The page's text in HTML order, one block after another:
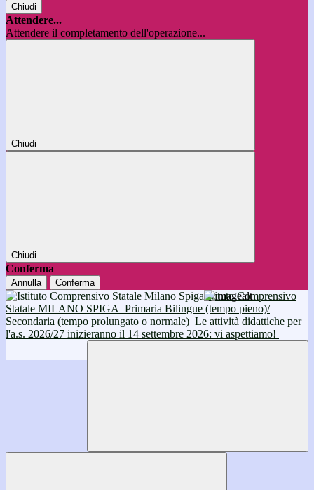
Chiudi
Attendere...
Attendere il completamento dell'operazione...
Chiudi
Chiudi
Conferma
Annulla Conferma
Istituto Comprensivo
Statale MILANO SPIGA Primaria Bilingue (tempo pieno)/
Secondaria (tempo prolungato o normale) Le attività didattiche per
l'a.s. 2026/27 inizieranno il 14 settembre 2026: vi aspettiamo!